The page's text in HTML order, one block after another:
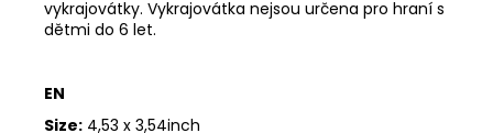
vykrajovátky. Vykrajovátka nejsou určena pro hraní s
dětmi do 6 let.
EN
Size: 4,53 x 3,54inch